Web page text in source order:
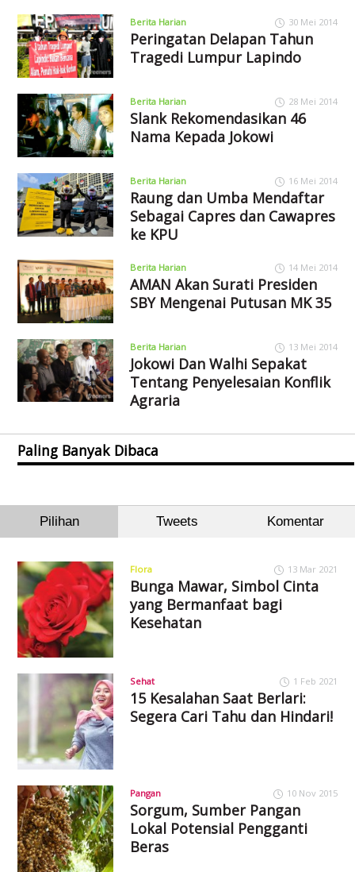
Berita Harian 30 Mei 2014
Peringatan Delapan Tahun
Tragedi Lumpur Lapindo
Berita Harian 28 Mei 2014
Slank Rekomendasikan 46
Nama Kepada Jokowi
Berita Harian 16 Mei 2014
Raung dan Umba Mendaftar
Sebagai Capres dan Cawapres
ke KPU
Berita Harian 14 Mei 2014
AMAN Akan Surati Presiden
SBY Mengenai Putusan MK 35
Berita Harian 13 Mei 2014
Jokowi Dan Walhi Sepakat
Tentang Penyelesaian Konflik
Agraria
Paling Banyak Dibaca
Pilihan Tweets Komentar
Flora 13 Mar 2021
Bunga Mawar, Simbol Cinta
yang Bermanfaat bagi
Kesehatan
Sehat 1 Feb 2021
15 Kesalahan Saat Berlari:
Segera Cari Tahu dan Hindari!
Pangan 10 Nov 2015
Sorgum, Sumber Pangan
Lokal Potensial Pengganti
Beras